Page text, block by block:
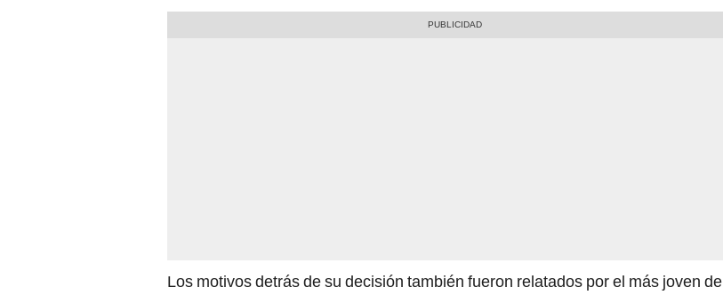
Los motivos detrás de su decisión también fueron relatados por el más joven de